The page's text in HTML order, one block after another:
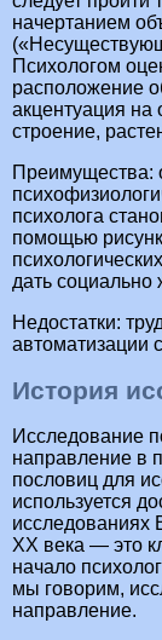
начертанием
Психологом
расположение
акцентуация на
строение,
Преимущества:
психолога
помощью
дать социально
Недостатки:
История
Исследование
направление в
пословиц для
используется
исследованиях
ХХ века — это
начало
мы говорим,
направление.